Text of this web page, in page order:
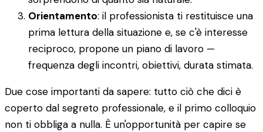
Orientamento: il professionista ti restituisce una
prima lettura della situazione e, se c'è interesse
reciproco, propone un piano di lavoro —
frequenza degli incontri, obiettivi, durata stimata.
Due cose importanti da sapere: tutto ciò che dici è
coperto dal segreto professionale, e il primo colloquio
non ti obbliga a nulla. È un'opportunità per capire se